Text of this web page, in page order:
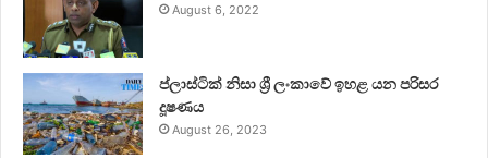
August 6, 2022
ප්ලාස්ටික් නිසා ශ්‍රී ලංකාවේ ඉහළ යන පරිසර
දූෂණය
August 26, 2023